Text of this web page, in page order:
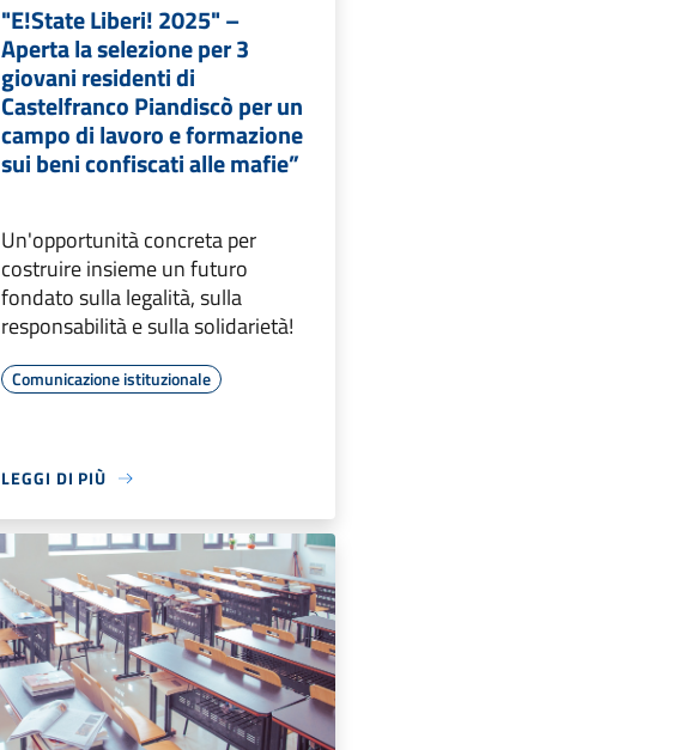
"E!State Liberi! 2025" –
Aperta la selezione per 3
giovani residenti di
Castelfranco Piandiscò per un
campo di lavoro e formazione
sui beni confiscati alle mafie”
Un'opportunità concreta per
costruire insieme un futuro
fondato sulla legalità, sulla
responsabilità e sulla solidarietà!
Comunicazione istituzionale
LEGGI DI PIÙ